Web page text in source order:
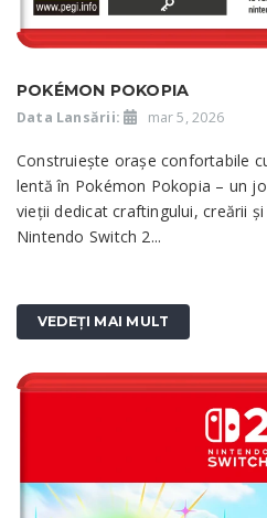
POKÉMON POKOPIA
Data Lansării: mar 5, 2026
Construiește orașe confortabile
lentă în Pokémon Pokopia – un
vieții dedicat craftingului, creării
Nintendo Switch 2...
VEDEȚI MAI MULT